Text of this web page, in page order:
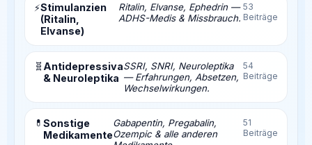
⚡Stimulanzien
(Ritalin,
Elvanse)
Ritalin, Elvanse, Ephedrin —
ADHS-Medis & Missbrauch.
53
Beiträge
🧬 Antidepressiva
& Neuroleptika
SSRI, SNRI, Neuroleptika
— Erfahrungen, Absetzen,
Wechselwirkungen.
54
Beiträge
💊 Sonstige
Medikamente
Gabapentin, Pregabalin,
Ozempic & alle anderen
51
Beiträge